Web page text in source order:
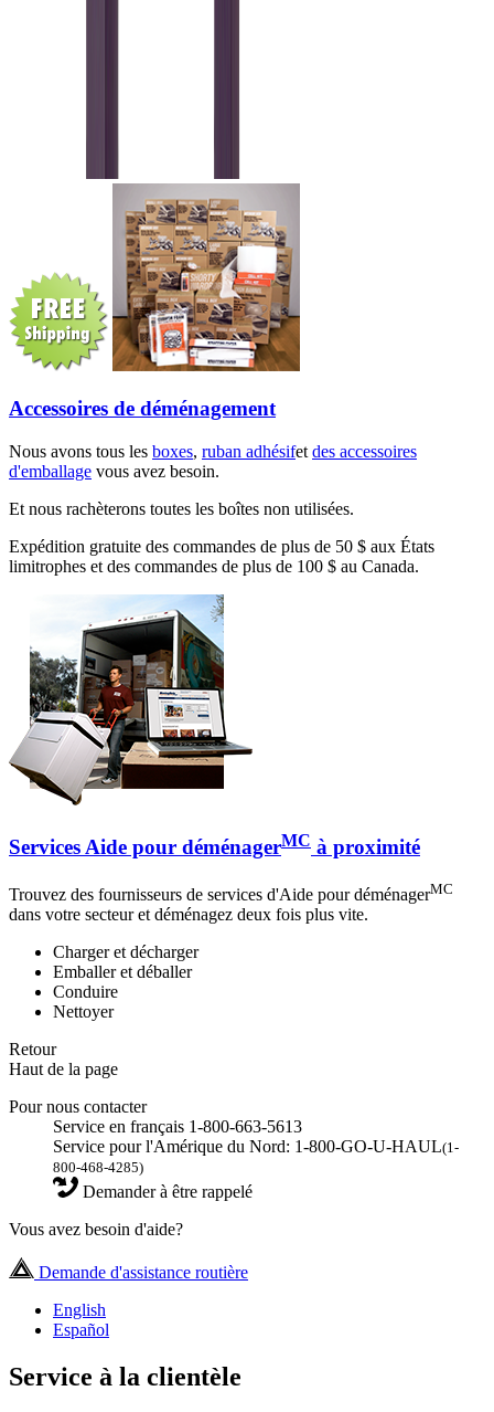
Accessoires de déménagement
Nous avons tous les boxes, ruban adhésifet des accessoires
d'emballage vous avez besoin.
Et nous rachèterons toutes les boîtes non utilisées.
Expédition gratuite des commandes de plus de 50 $ aux États
limitrophes et des commandes de plus de 100 $ au Canada.
Services Aide pour déménagerMC à proximité
Trouvez des fournisseurs de services d'Aide pour déménagerMC
dans votre secteur et déménagez deux fois plus vite.
Charger et décharger
Emballer et déballer
Conduire
Nettoyer
Retour
Haut de la page
Pour nous contacter
Service en français 1-800-663-5613
Service pour l'Amérique du Nord: 1-800-GO-U-HAUL(1-
800-468-4285)
Demander à être rappelé
Vous avez besoin d'aide?
Demande d'assistance routière
English
Español
Service à la clientèle